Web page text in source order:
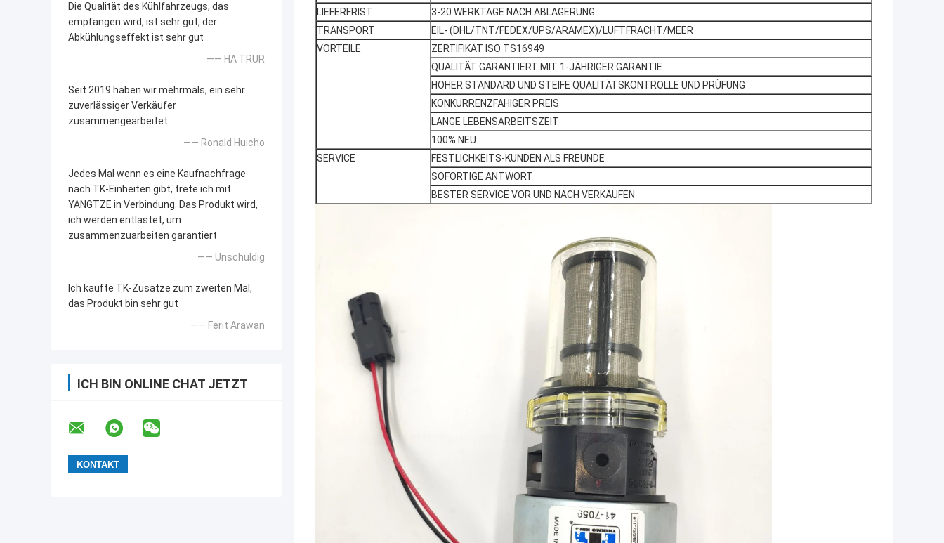
Die Qualität des Kühlfahrzeugs, das
empfangen wird, ist sehr gut, der
Abkühlungseffekt ist sehr gut
—— HA TRUR
Seit 2019 haben wir mehrmals, ein sehr
zuverlässiger Verkäufer
zusammengearbeitet
—— Ronald Huicho
Jedes Mal wenn es eine Kaufnachfrage
nach TK-Einheiten gibt, trete ich mit
YANGTZE in Verbindung. Das Produkt wird,
ich werden entlastet, um
zusammenzuarbeiten garantiert
—— Unschuldig
Ich kaufte TK-Zusätze zum zweiten Mal,
das Produkt bin sehr gut
—— Ferit Arawan
ICH BIN ONLINE CHAT JETZT
LIEFERFRIST
3-20 WERKTAGE NACH ABLAGERUNG
TRANSPORT
EIL- (DHL/TNT/FEDEX/UPS/ARAMEX)/LUFTFRACHT/MEER
VORTEILE
ZERTIFIKAT ISO TS16949
QUALITÄT GARANTIERT MIT 1-JÄHRIGER GARANTIE
HOHER STANDARD UND STEIFE QUALITÄTSKONTROLLE UND PRÜFUNG
KONKURRENZFÄHIGER PREIS
LANGE LEBENSARBEITSZEIT
100% NEU
SERVICE
FESTLICHKEITS-KUNDEN ALS FREUNDE
SOFORTIGE ANTWORT
BESTER SERVICE VOR UND NACH VERKÄUFEN